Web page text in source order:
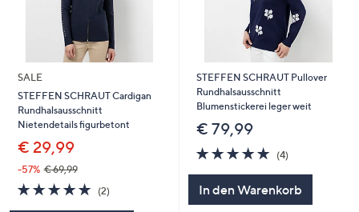
SALE
STEFFEN SCHRAUT Cardigan
Rundhalsausschnitt
Nietendetails figurbetont
€ 29,99
-57% € 69,99
5.0
von
(2)
STEFFEN SCHRAUT Pullover
Rundhalsausschnitt
Blumenstickerei leger weit
€ 79,99
5.0
von
(4)4
In den Warenkorb